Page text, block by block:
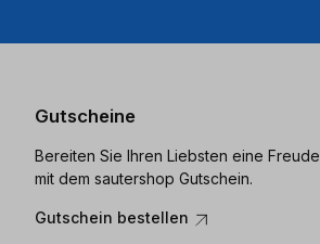
Gutscheine
Bereiten Sie Ihren Liebsten eine Freude
mit dem sautershop Gutschein.
Gutschein bestellen